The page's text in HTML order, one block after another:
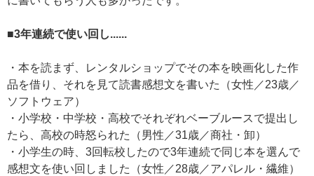
■3年連続で使い回し......
・本を読まず、レンタルショップでその本を映画化した作
品を借り、それを見て読書感想文を書いた（女性／23歳／
ソフトウェア）
・小学校・中学校・高校でそれぞれベーブルースで提出し
たら、高校の時怒られた（男性／31歳／商社・卸）
・小学生の時、3回転校したので3年連続で同じ本を選んで
感想文を使い回しました（女性／28歳／アパレル・繊維）